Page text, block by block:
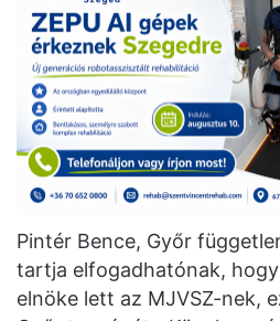
Pintér Bence, Győr
tartja elfogadhatónak,
elnöke lett az MJVSZ-nek,